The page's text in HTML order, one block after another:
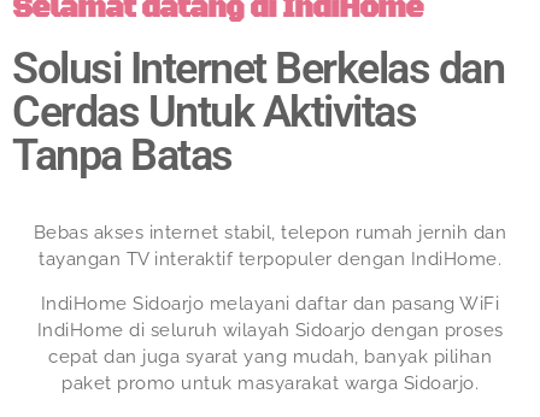
Selamat datang di IndiHome
Solusi Internet Berkelas dan
Cerdas Untuk Aktivitas
Tanpa Batas
Bebas akses internet stabil, telepon rumah jernih dan
tayangan TV interaktif terpopuler dengan IndiHome.
IndiHome Sidoarjo melayani daftar dan pasang WiFi
IndiHome di seluruh wilayah Sidoarjo dengan proses
cepat dan juga syarat yang mudah, banyak pilihan
paket promo untuk masyarakat warga Sidoarjo.